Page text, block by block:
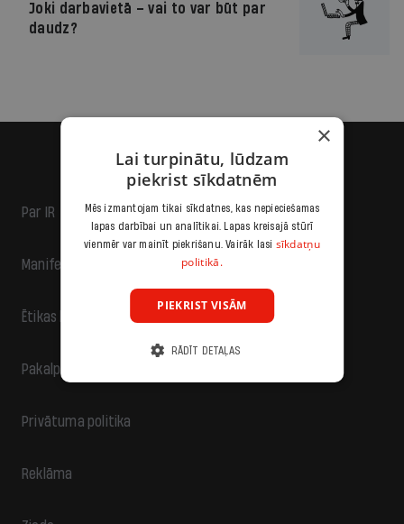
Joki darbavietā – vai to var būt par
daudz?
Par IR
Manifests
Ētikas kodekss
Pakalpojumu sniegšanas noteikumi
Privātuma politika
Reklāma
×
Lai turpinātu, lūdzam
piekrist sīkdatnēm
Mēs izmantojam tikai sīkdatnes, kas nepieciešamas
lapas darbībai un analītikai. Lapas kreisajā stūrī
vienmēr var mainīt piekrišanu. Vairāk lasi sīkdatņu
politikā.
PIEKRIST VISĀM
RĀDĪT DETAĻAS